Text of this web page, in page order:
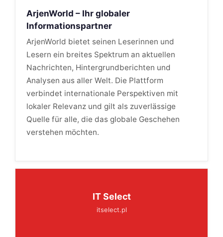
ArjenWorld – Ihr globaler
Informationspartner
ArjenWorld bietet seinen Leserinnen und
Lesern ein breites Spektrum an aktuellen
Nachrichten, Hintergrundberichten und
Analysen aus aller Welt. Die Plattform
verbindet internationale Perspektiven mit
lokaler Relevanz und gilt als zuverlässige
Quelle für alle, die das globale Geschehen
verstehen möchten.
IT Select
itselect.pl